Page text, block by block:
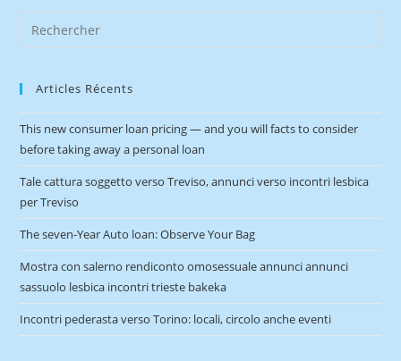
Articles Récents
This new consumer loan pricing — and you will facts to consider
before taking away a personal loan
Tale cattura soggetto verso Treviso, annunci verso incontri lesbica
per Treviso
The seven-Year Auto loan: Observe Your Bag
Mostra con salerno rendiconto omosessuale annunci annunci
sassuolo lesbica incontri trieste bakeka
Incontri pederasta verso Torino: locali, circolo anche eventi